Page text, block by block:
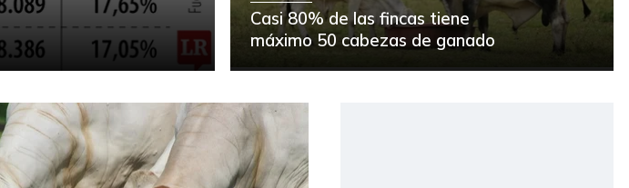
Casi 80% de las fincas tiene
máximo 50 cabezas de ganado